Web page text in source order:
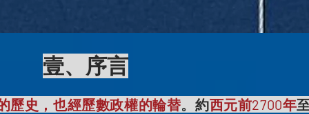
壹、序言
歷史，也經歷數政權的輪替。約西元前2700年